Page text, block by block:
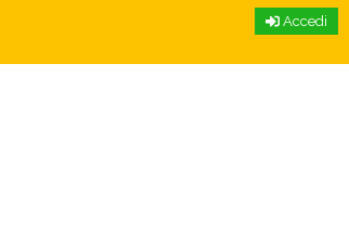
Accedi